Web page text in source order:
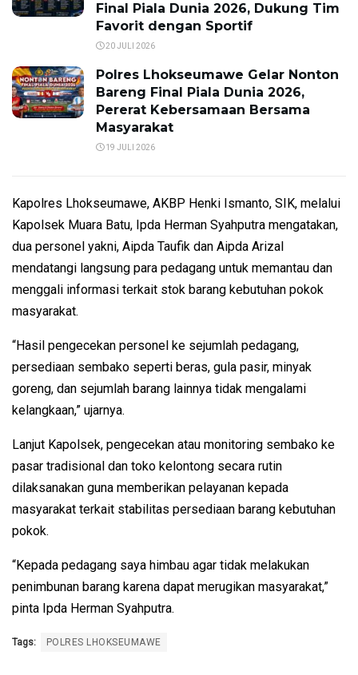
Final Piala Dunia 2026, Dukung Tim
Favorit dengan Sportif
20 JULI 2026
Polres Lhokseumawe Gelar Nonton
Bareng Final Piala Dunia 2026,
Pererat Kebersamaan Bersama
Masyarakat
19 JULI 2026
Kapolres Lhokseumawe, AKBP Henki Ismanto, SIK, melalui
Kapolsek Muara Batu, Ipda Herman Syahputra mengatakan,
dua personel yakni, Aipda Taufik dan Aipda Arizal
mendatangi langsung para pedagang untuk memantau dan
menggali informasi terkait stok barang kebutuhan pokok
masyarakat.
“Hasil pengecekan personel ke sejumlah pedagang,
persediaan sembako seperti beras, gula pasir, minyak
goreng, dan sejumlah barang lainnya tidak mengalami
kelangkaan,” ujarnya.
Lanjut Kapolsek, pengecekan atau monitoring sembako ke
pasar tradisional dan toko kelontong secara rutin
dilaksanakan guna memberikan pelayanan kepada
masyarakat terkait stabilitas persediaan barang kebutuhan
pokok.
“Kepada pedagang saya himbau agar tidak melakukan
penimbunan barang karena dapat merugikan masyarakat,”
pinta Ipda Herman Syahputra.
Tags: POLRES LHOKSEUMAWE